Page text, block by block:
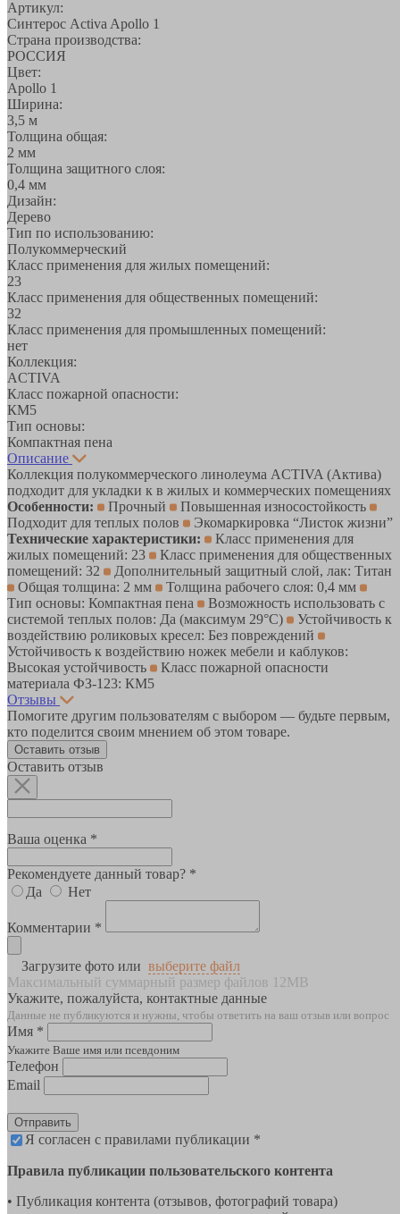
Артикул:
Синтерос Activa Apollo 1
Страна производства:
РОССИЯ
Цвет:
Apollo 1
Ширина:
3,5 м
Толщина общая:
2 мм
Толщина защитного слоя:
0,4 мм
Дизайн:
Дерево
Тип по использованию:
Полукоммерческий
Класс применения для жилых помещений:
23
Класс применения для общественных помещений:
32
Класс применения для промышленных помещений:
нет
Коллекция:
ACTIVA
Класс пожарной опасности:
КМ5
Тип основы:
Компактная пена
Описание
Коллекция полукоммерческого линолеума ACTIVA (Актива)
подходит для укладки к в жилых и коммерческих помещениях
Особенности:
Прочный
Повышенная износостойкость
Подходит для теплых полов
Экомаркировка “Листок жизни”
Технические характеристики:
Класс применения для
жилых помещений: 23
Класс применения для общественных
помещений: 32
Дополнительный защитный слой, лак: Титан
Общая толщина: 2 мм
Толщина рабочего слоя: 0,4 мм
Тип основы: Компактная пена
Возможность использовать с
системой теплых полов: Да (максимум 29°C)
Устойчивость к
воздействию роликовых кресел: Без повреждений
Устойчивость к воздействию ножек мебели и каблуков:
Высокая устойчивость
Класс пожарной опасности
материала ФЗ-123: КМ5
Отзывы
Помогите другим пользователям с выбором — будьте первым,
кто поделится своим мнением об этом товаре.
Оставить отзыв
Оставить отзыв
Ваша оценка *
Рекомендуете данный товар? *
Да
Нет
Комментарии *
Загрузите фото или выберите файл
Максимальный суммарный размер файлов 12MB
Укажите, пожалуйста, контактные данные
Данные не публикуются и нужны, чтобы ответить на ваш отзыв или вопрос
Имя *
Укажите Ваше имя или псевдоним
Телефон
Email
Отправить
Я согласен с правилами публикации *
Правила публикации пользовательского контента
• Публикация контента (отзывов, фотографий товара)